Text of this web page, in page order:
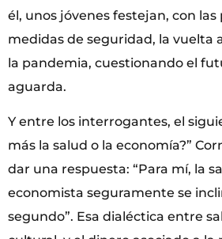
él, unos jóvenes festejan, con
medidas de seguridad, la vuelta
la pandemia, cuestionando el
aguarda.
Y entre los interrogantes, el
más la salud o la economía?”
dar una respuesta: “Para mí, la
economista seguramente se
segundo”. Esa dialéctica entre